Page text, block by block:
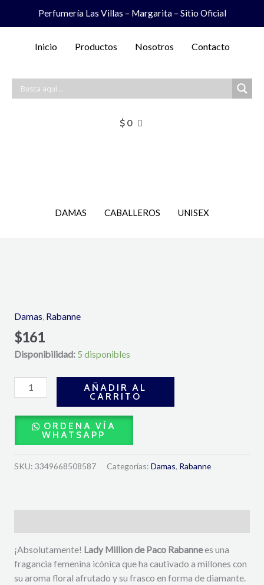
Perfumería Las Villas – Margarita – Sitio Oficial
Inicio Productos Nosotros Contacto
$ 0
DAMAS CABALLEROS UNISEX
Damas Rabanne
$161
Disponibilidad: 5 disponibles
Eau
de
Parfum
80
Rabanne
cantidad
AÑADIR AL
CARRITO
ORDENA VÍA
WHATSAPP
SKU: 3349668508587 Categorías: Damas, Rabanne
¡Absolutamente! Lady Million de Paco Rabannees una
fragancia femenina icónica que ha cautivado a millones con
su aroma floral afrutado y su frasco en forma de diamante.